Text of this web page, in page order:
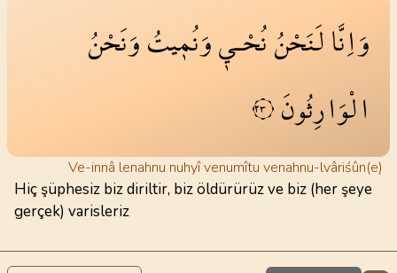
وَاِنَّالَنَحْنُنُحْـي۪وَنُم۪يتُوَنَحْنُ
الْوَارِثُونَ ٢٣
Ve-innâ lenahnu nuhyî venumîtu venahnu-lvâriśûn(e)
Hiç şüphesiz biz diriltir, biz öldürürüz ve biz (her şeye
gerçek) varisleriz